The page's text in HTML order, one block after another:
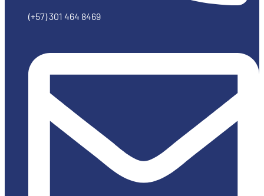
(+57) 301 464 8469